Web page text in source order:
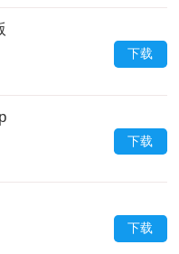
下载
下载
下载